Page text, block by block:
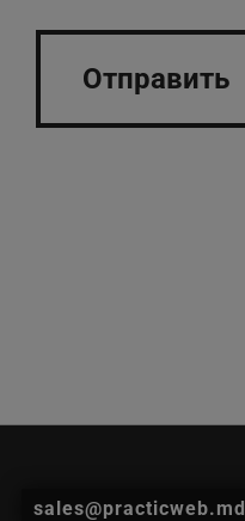
Отправить
sales@practicweb.md